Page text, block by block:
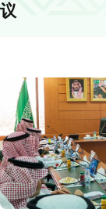
议-